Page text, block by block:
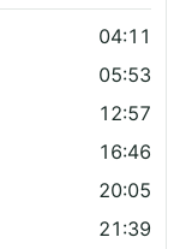
04:11
05:53
12:57
16:46
20:05
21:39